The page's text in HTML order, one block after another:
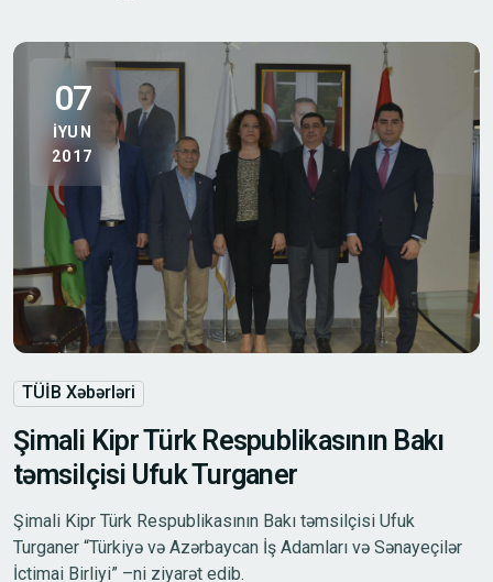
07
IYUN
2017
TÜİB Xəbərləri
Şimali Kipr Türk Respublikasının Bakı
təmsilçisi Ufuk Turganer
Şimali Kipr Türk Respublikasının Bakı təmsilçisi Ufuk
Turganer “Türkiyə və Azərbaycan İş Adamları və Sənayeçilər
İctimai Birliyi” –ni ziyarət edib.